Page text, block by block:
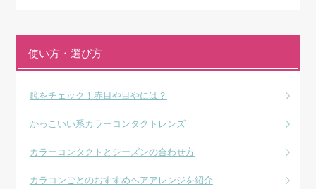
使い方・選び方
鏡をチェック！赤目や目やには？
かっこいい系カラーコンタクトレンズ
カラーコンタクトとシーズンの合わせ方
カラコンごとのおすすめヘアアレンジを紹介